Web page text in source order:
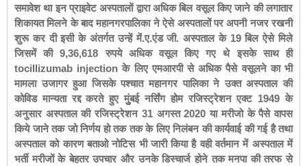
समावेश था इन प्राइवेट अस्पतालों द्वारा अधिक बिल वसूल किए जाने की लगातार
शिकायत मिलने के बाद महानगरपालिका ने ऐसे अस्पतालों पर अपनी नजर रखनी
शुरू कर दी इसी के अंतर्गत उन्हें में.ए.एंड जी. अस्पताल के 19 बिल ऐसे मिले
जिसमें की 9,36,618 रुपये अधिक वसूल किए गए थे इसके साथ ही
tocillizumab injection के लिए एमआरपी से अधिक पैसे वसूलने का भी
मामला उजागर हुआ जिसके पश्चात महानगर पालिका ने उक्त अस्पताल की
कोविड मान्यता रद्द करते हुए मुुंबई नर्सिंग होम रजिस्ट्रेशन एक्ट 1949 के
अनुसार अस्पताल की रजिस्ट्रेशन 31 अगस्त 2020 या मरीजो के पैसे वापस
किये जाने तक जो निर्णय हो तक तक के लिए निलंबन की कार्यवाई की गई है तथा
अस्पताल को कारण बताओ नोटिस भी जारी किया है वही वर्तमान में अस्पताल में
भर्ती मरीजों के बेहतर उपचार और उनके डिस्चार्ज होने तक मनपा की तरफ से